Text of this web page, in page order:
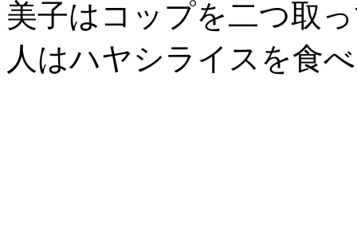
美子はコップを二つ取
人はハヤシライスを食